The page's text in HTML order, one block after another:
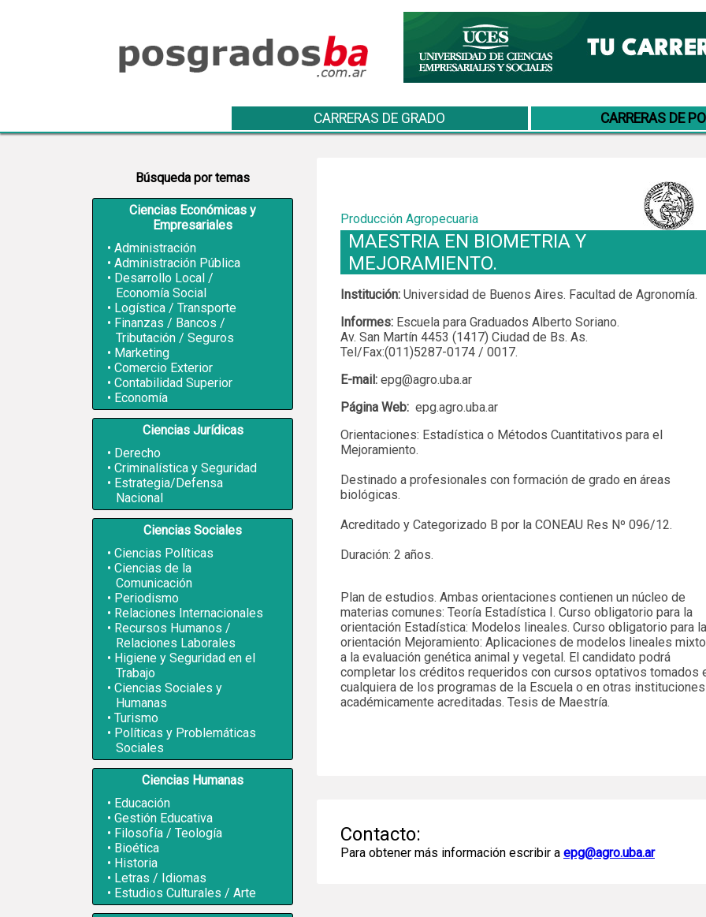
CARRERAS DE GRADO CARRERAS DE
Búsqueda por temas
Ciencias Económicas y
Empresariales
Administración
Administración Pública
Desarrollo Local /
Economía Social
Logística / Transporte
Finanzas / Bancos /
Tributación / Seguros
Marketing
Comercio Exterior
Contabilidad Superior
Economía
Ciencias Jurídicas
Derecho
Criminalística y Seguridad
Estrategia/Defensa
Nacional
Ciencias Sociales
Ciencias Políticas
Ciencias de la
Comunicación
Periodismo
Relaciones Internacionales
Recursos Humanos /
Relaciones Laborales
Higiene y Seguridad en el
Trabajo
Ciencias Sociales y
Humanas
Turismo
Políticas y Problemáticas
Sociales
Ciencias Humanas
Educación
Gestión Educativa
Filosofía / Teología
Bioética
Historia
Letras / Idiomas
Estudios Culturales / Arte
Producción Agropecuaria
MAESTRIA EN BIOMETRIA Y
MEJORAMIENTO.
Institución: Universidad de Buenos Aires. Facultad de Agronomía.
Informes: Escuela para Graduados Alberto Soriano.
Av. San Martín 4453 (1417) Ciudad de Bs. As.
Tel/Fax:(011)5287-0174 / 0017.
E-mail: epg@agro.uba.ar
Página Web: epg.agro.uba.ar
Orientaciones: Estadística o Métodos Cuantitativos para el
Mejoramiento.
Destinado a profesionales con formación de grado en áreas
biológicas.
Acreditado y Categorizado B por la CONEAU Res Nº 096/12.
Duración: 2 años.
Plan de estudios. Ambas orientaciones contienen un núcleo de
materias comunes: Teoría Estadística I. Curso obligatorio para la
orientación Estadística: Modelos lineales. Curso obligatorio para la
orientación Mejoramiento: Aplicaciones de modelos lineales
a la evaluación genética animal y vegetal. El candidato podrá
completar los créditos requeridos con cursos optativos tomados
cualquiera de los programas de la Escuela o en otras instituciones
académicamente acreditadas. Tesis de Maestría.
Contacto:
Para obtener más información escribir a epg@agro.uba.ar